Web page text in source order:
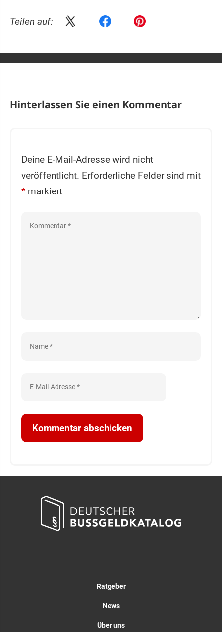
Teilen auf:
Hinterlassen Sie einen Kommentar
Deine E-Mail-Adresse wird nicht
veröffentlicht. Erforderliche Felder sind mit
* markiert
Ratgeber
News
Über uns